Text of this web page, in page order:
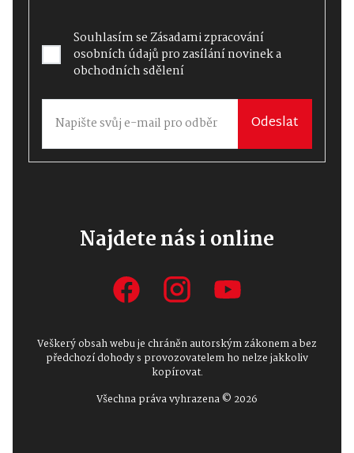
Souhlasím seZásadami zpracování
osobních údajůpro zasílání novinek a
obchodních sdělení
Odeslat
Najdete nás i online
Veškerý obsah webu je chráněn autorským zákonem a bez
předchozí dohody s provozovatelem ho nelze jakkoliv
kopírovat.
Všechna práva vyhrazena © 2026